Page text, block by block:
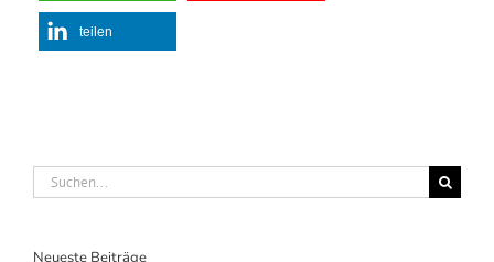
teilen
Suche
nach:
Neueste Beiträge